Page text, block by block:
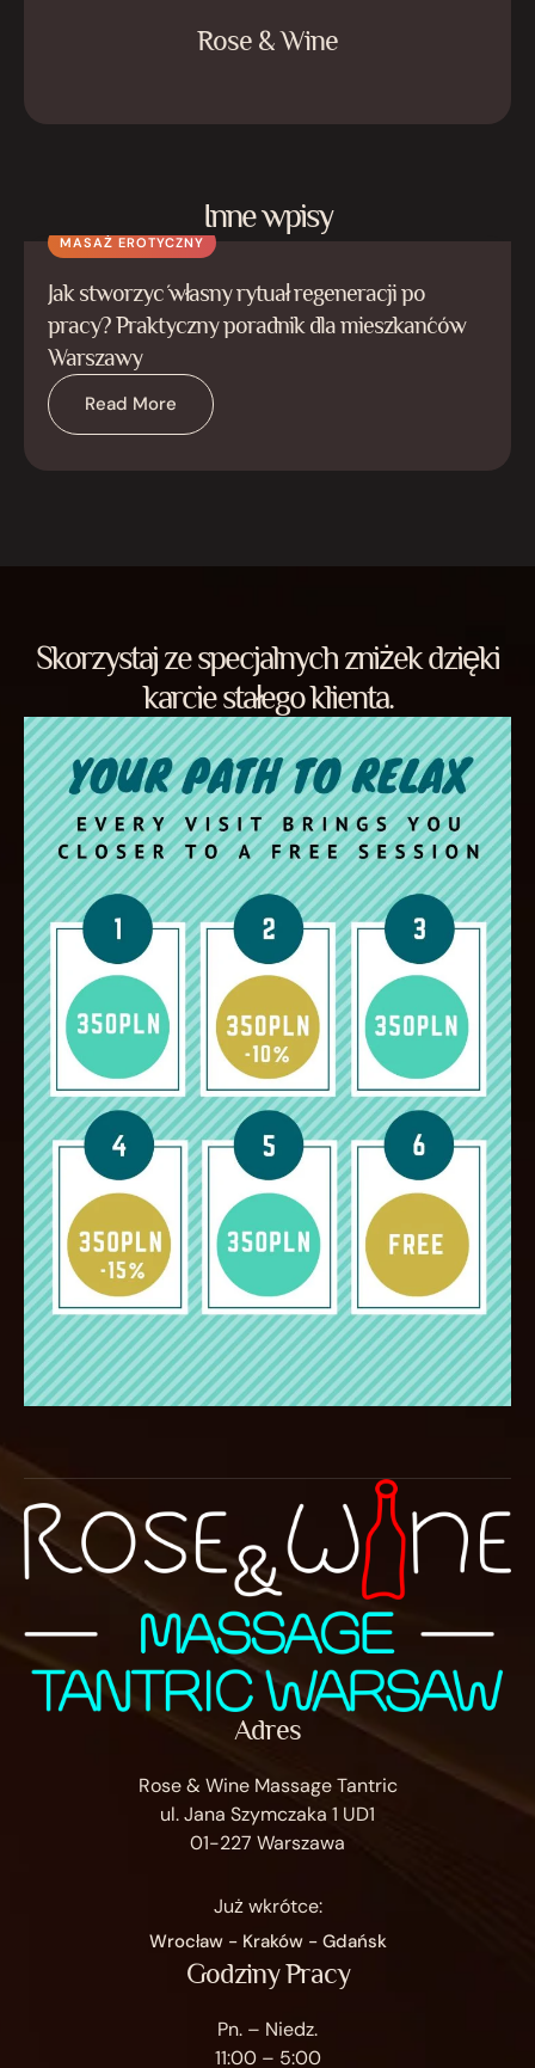
Rose & Wine
Inne wpisy
MASAŻ EROTYCZNY
Jak stworzyć własny rytuał regeneracji po
pracy? Praktyczny poradnik dla mieszkańców
Warszawy
Read More
Skorzystaj ze specjalnych zniżek dzięki
karcie stałego klienta.
Adres
Rose & Wine Massage Tantric
ul. Jana Szymczaka 1 UD1
01-227 Warszawa
Już wkrótce:
Wrocław - Kraków - Gdańsk
Godziny Pracy
Pn. – Niedz.
11:00 – 5:00